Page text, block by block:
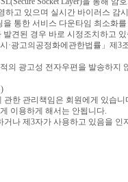
고 있으며 실시간 바이러스 감
통한 서비스 다운타임 최소화
견된 경우 바로 시정조치하고
·광고의공정화에관한법률」제
의 광고성 전자우편을 발송하지
관한 관리책임은 회원에게 있습니
이용하게 해서는 안됩니다.
나 제3자가 사용하고 있음을